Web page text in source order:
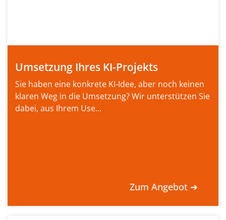
Umsetzung Ihres KI-Projekts
Sie haben eine konkrete KI-Idee, aber noch keinen
klaren Weg in die Umsetzung? Wir unterstützen Sie
dabei, aus Ihrem Use...
Zum Angebot ➔